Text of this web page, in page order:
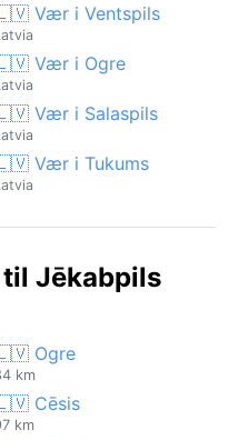
Vær i Ventspils
Vær i Ogre
Vær i Salaspils
Vær i Tukums
Jēkabpils
Ogre
km
Cēsis
km